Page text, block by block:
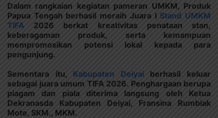
Dalam rangkaian kegiatan pameran UMKM, Produk
Papua Tengah berhasil meraih Juara I Stand UMKM
TIFA 2026 berkat kreativitas penataan stan,
keberagaman produk, serta kemampuan
mempromosikan potensi lokal kepada para
pengunjung.
Sementara itu, Kabupaten Deiyaiberhasil keluar
sebagai juara umum TIFA 2026. Penghargaan berupa
piagam dan piala diterima langsung oleh Ketua
Dekranasda Kabupaten Deiyai, Fransina Rumbiak
Mote, SKM., MKM.